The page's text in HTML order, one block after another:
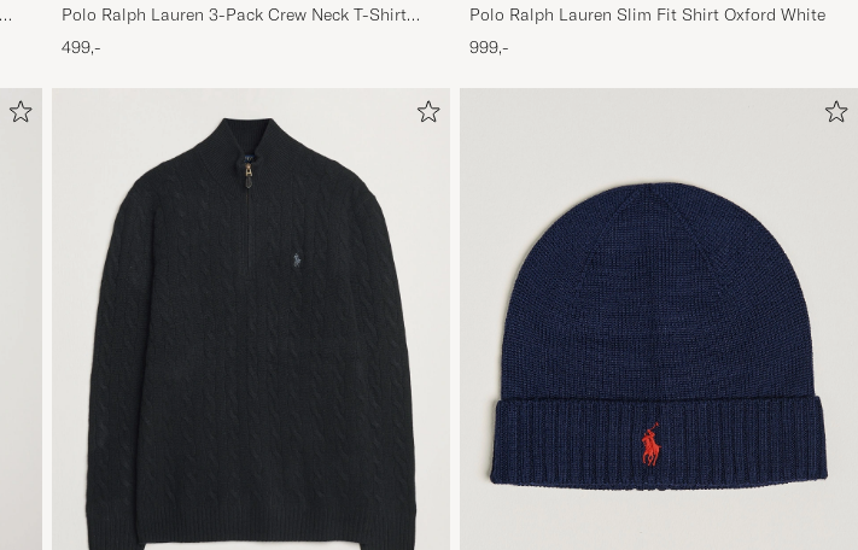
Polo Ralph Lauren 3-Pack Crew Neck T-Shirt
White/Black/Andover Heather
499,-
Polo Ralph Lauren Slim Fit Shirt Oxford White
999,-